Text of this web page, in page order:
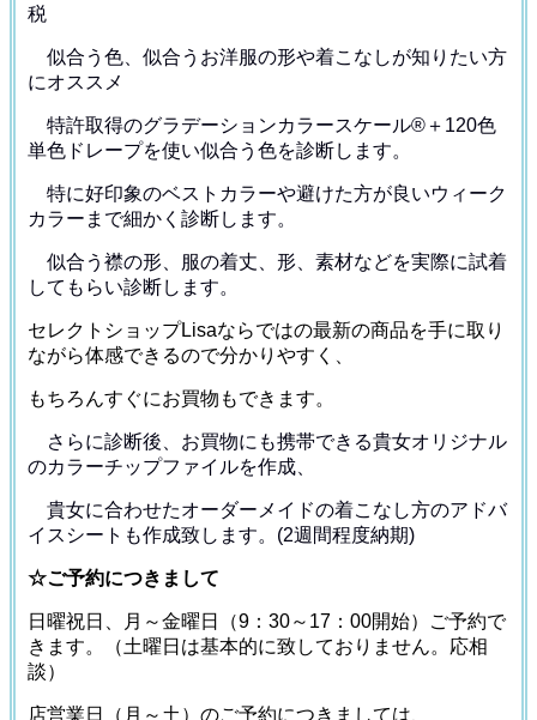
税
似合う色、似合うお洋服の形や着こなしが知りたい方
にオススメ
特許取得のグラデーションカラースケール®＋120色
単色ドレープを使い似合う色を診断します。
特に好印象のベストカラーや避けた方が良いウィーク
カラー まで細かく診断します。
似合う襟の形、服の着丈、形、素材などを実際に試着
してもらい診断します。
セレクトショップLisaならではの最新の商品を手に取り
ながら体感できるので分かりやすく、
もちろんすぐにお買物もできます。
さらに診断後、お買物にも携帯できる貴女オリジナル
のカラーチップファイルを作成、
貴女に合わせたオーダーメイドの着こなし方のアドバ
イス シートも作成致します。(2週間程度納期)
☆ご予約につきまして
日曜祝日、月～金曜日（9：30～17：00開始）ご予約で
きます。（土曜日は基本的に致しておりません。応相
談）
店営業日（月～土）のご予約につきましては、